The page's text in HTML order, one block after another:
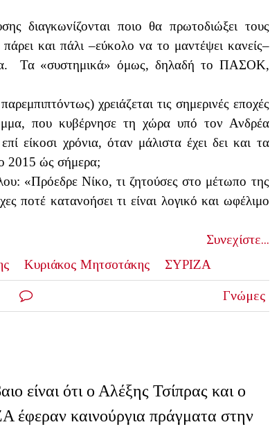
διαγκωνίζονται ποιο θα πρωτοδιώξει τους
και πάλι –εύκολο να το μαντέψει κανείς–
Τα «συστημικά» όμως, δηλαδή το ΠΑΣΟΚ,
χρειάζεται τις σημερινές εποχές
που κυβέρνησε τη χώρα υπό τον Ανδρέα
είκοσι χρόνια, όταν μάλιστα έχει δει και τα
2015 ώς σήμερα;
«Πρόεδρε Νίκο, τι ζητούσες στο μέτωπο της
ποτέ κατανοήσει τι είναι λογικό και ωφέλιμο
Συνεχίστε...
Κυριάκος Μητσοτάκης ΣΥΡΙΖΑ
Γνώμες
είναι ότι ο Αλέξης Τσίπρας και ο
έφεραν καινούργια πράγματα στην